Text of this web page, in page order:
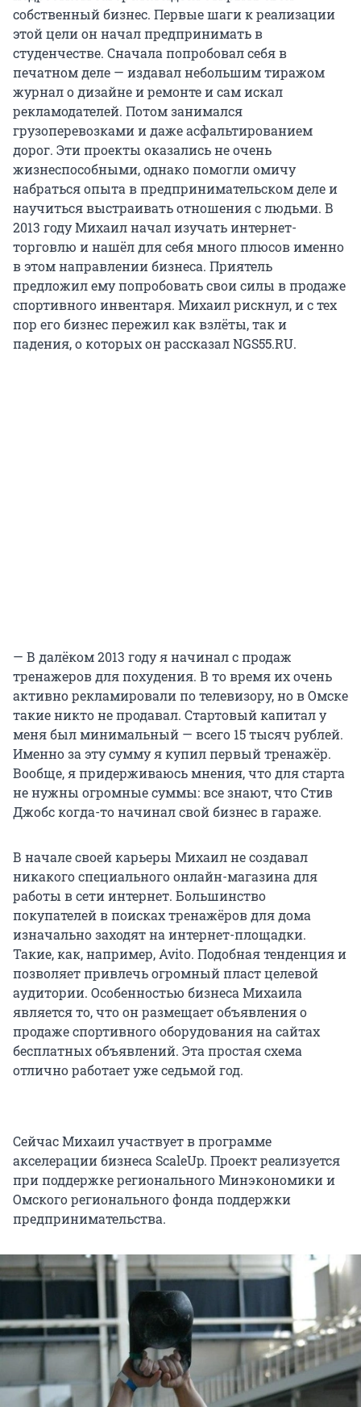
собственный бизнес. Первые шаги к реализации
этой цели он начал предпринимать в
студенчестве. Сначала попробовал себя в
печатном деле — издавал небольшим тиражом
журнал о дизайне и ремонте и сам искал
рекламодателей. Потом занимался
грузоперевозками и даже асфальтированием
дорог. Эти проекты оказались не очень
жизнеспособными, однако помогли омичу
набраться опыта в предпринимательском деле и
научиться выстраивать отношения с людьми. В
2013 году Михаил начал изучать интернет-
торговлю и нашёл для себя много плюсов именно
в этом направлении бизнеса. Приятель
предложил ему попробовать свои силы в продаже
спортивного инвентаря. Михаил рискнул, и с тех
пор его бизнес пережил как взлёты, так и
падения, о которых он рассказал NGS55.RU.
— В далёком 2013 году я начинал с продаж
тренажеров для похудения. В то время их очень
активно рекламировали по телевизору, но в Омске
такие никто не продавал. Стартовый капитал у
меня был минимальный — всего 15 тысяч рублей.
Именно за эту сумму я купил первый тренажёр.
Вообще, я придерживаюсь мнения, что для старта
не нужны огромные суммы: все знают, что Стив
Джобс когда-то начинал свой бизнес в гараже.
В начале своей карьеры Михаил не создавал
никакого специального онлайн-магазина для
работы в сети интернет. Большинство
покупателей в поисках тренажёров для дома
изначально заходят на интернет-площадки.
Такие, как, например, Avito. Подобная тенденция и
позволяет привлечь огромный пласт целевой
аудитории. Особенностью бизнеса Михаила
является то, что он размещает объявления о
продаже спортивного оборудования на сайтах
бесплатных объявлений. Эта простая схема
отлично работает уже седьмой год.
Сейчас Михаил участвует в программе
акселерации бизнеса ScaleUp. Проект реализуется
при поддержке регионального Минэкономики и
Омского регионального фонда поддержки
предпринимательства.